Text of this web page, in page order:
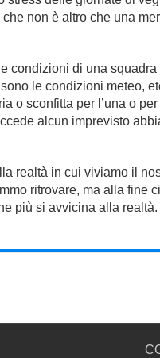
non è altro che una
condizioni di una squadra
le condizioni meteo,
o sconfitta per l’una o per
alcun imprevisto
realtà in cui viviamo il
ritrovare, ma alla fine
più si avvicina alla realtà.